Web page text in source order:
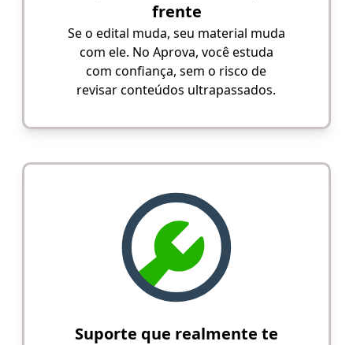
frente
Se o edital muda, seu material muda
com ele. No Aprova, você estuda
com confiança, sem o risco de
revisar conteúdos ultrapassados.
Suporte que realmente te